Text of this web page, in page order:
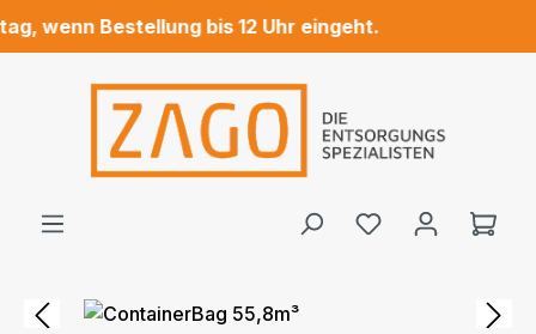
Zum Hauptinhalt springen
wenn Bestellung bis 12 Uhr eingeht.
Bildergalerie überspringen